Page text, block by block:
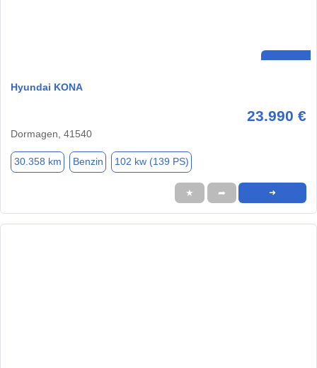
Hyundai KONA
23.990 €
Dormagen, 41540
30.358 km Benzin 102 kw (139 PS)
★ ➦ ➜